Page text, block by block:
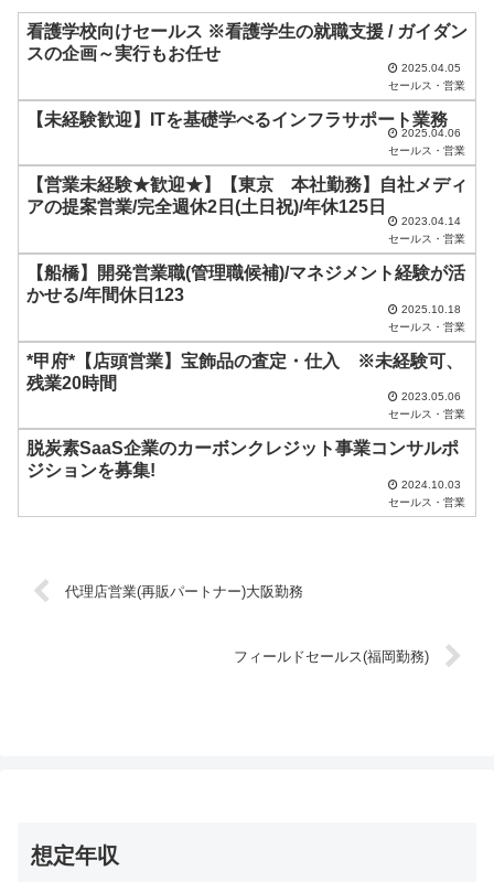
ド
は
に
く
だ
さ
。
看護学校向けセールス ※看護学生の就職支援 / ガイダン
スの企画～実行もお任せ
2025.04.05
セールス・営業
【未経験歓迎】ITを基礎学べるインフラサポート業務
2025.04.06
セールス・営業
【営業未経験★歓迎★】【東京 本社勤務】自社メディ
アの提案営業/完全週休2日(土日祝)/年休125日
2023.04.14
セールス・営業
【船橋】開発営業職(管理職候補)/マネジメント経験が活
かせる/年間休日123
2025.10.18
セールス・営業
*甲府*【店頭営業】宝飾品の査定・仕入 ※未経験可、
残業20時間
2023.05.06
セールス・営業
脱炭素SaaS企業のカーボンクレジット事業コンサルポ
ジションを募集!
2024.10.03
セールス・営業
代理店営業(再販パートナー)大阪勤務
フィールドセールス(福岡勤務)
想定年収